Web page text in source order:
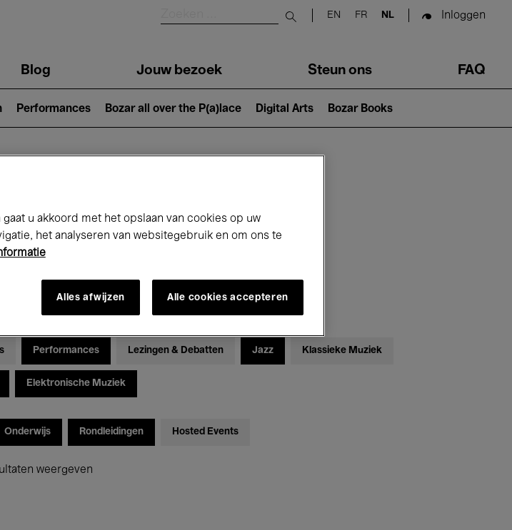
Submit search
EN FR NL Inloggen
Blog Jouw bezoek Steun ons FAQ
Performances Bozar all over the P(a)lace Digital Arts Bozar Books
Performances Lezingen & Debatten Jazz Klassieke Muziek
Elektronische Muziek
Onderwijs Rondleidingen Hosted Events
weergeven
u akkoord met het opslaan van cookies op uw
het analyseren van websitegebruik en om ons te
Alles afwijzen Alle cookies accepteren